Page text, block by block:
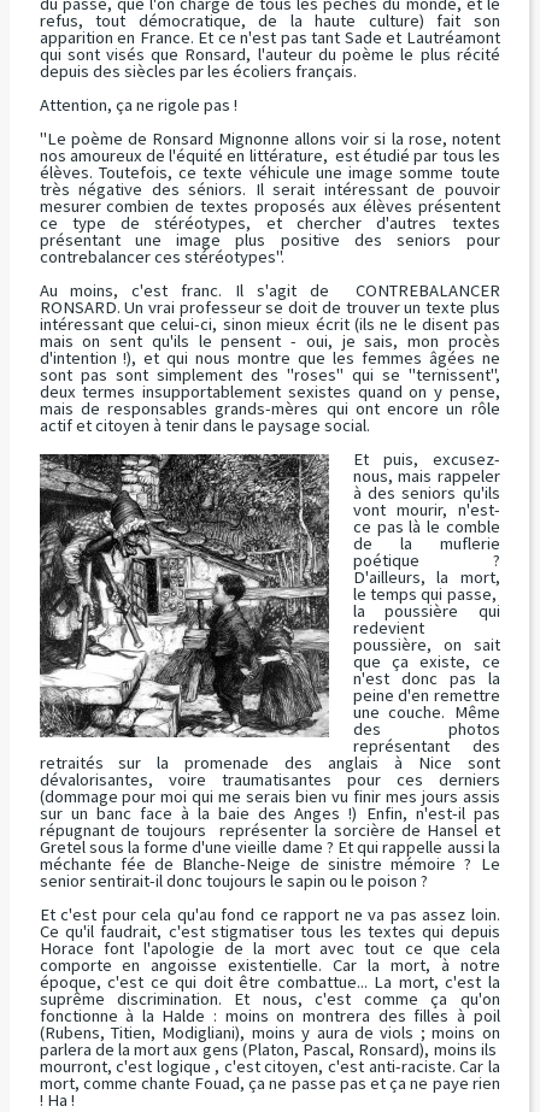
refus, tout démocratique, de la haute culture) fait son
apparition en France. Et ce n'est pas tant Sade et Lautréamont
qui sont visés que Ronsard, l'auteur du poème le plus récité
depuis des siècles par les écoliers français.
Attention, ça ne rigole pas !
"Le poème de Ronsard Mignonne allons voir si la rose, notent
nos amoureux de l'équité en littérature, est étudié par tous les
élèves. Toutefois, ce texte véhicule une image somme toute
très négative des séniors. Il serait intéressant de pouvoir
mesurer combien de textes proposés aux élèves présentent
ce type de stéréotypes, et chercher d'autres textes
présentant une image plus positive des seniors pour
contrebalancer ces stéréotypes".
Au moins, c'est franc. Il s'agit de CONTREBALANCER
RONSARD. Un vrai professeur se doit de trouver un texte plus
intéressant que celui-ci, sinon mieux écrit (ils ne le disent pas
mais on sent qu'ils le pensent - oui, je sais, mon procès
d'intention !), et qui nous montre que les femmes âgées ne
sont pas sont simplement des "roses" qui se "ternissent",
deux termes insupportablement sexistes quand on y pense,
mais de responsables grands-mères qui ont encore un rôle
actif et citoyen à tenir dans le paysage social.
Et puis, excusez-
nous, mais rappeler
à des seniors qu'ils
vont mourir, n'est-
ce pas là le comble
de la muflerie
poétique ?
D'ailleurs, la mort,
le temps qui passe,
la poussière qui
redevient
poussière, on sait
que ça existe, ce
n'est donc pas la
peine d'en remettre
une couche. Même
des photos
représentant des
retraités sur la promenade des anglais à Nice sont
dévalorisantes, voire traumatisantes pour ces derniers
(dommage pour moi qui me serais bien vu finir mes jours assis
sur un banc face à la baie des Anges !) Enfin, n'est-il pas
répugnant de toujours représenter la sorcière de Hansel et
Gretel sous la forme d'une vieille dame ? Et qui rappelle aussi la
méchante fée de Blanche-Neige de sinistre mémoire ? Le
senior sentirait-il donc toujours le sapin ou le poison ?
Et c'est pour cela qu'au fond ce rapport ne va pas assez loin.
Ce qu'il faudrait, c'est stigmatiser tous les textes qui depuis
Horace font l'apologie de la mort avec tout ce que cela
comporte en angoisse existentielle. Car la mort, à notre
époque, c'est ce qui doit être combattue... La mort, c'est la
suprême discrimination. Et nous, c'est comme ça qu'on
fonctionne à la Halde : moins on montrera des filles à poil
(Rubens, Titien, Modigliani), moins y aura de viols ; moins on
parlera de la mort aux gens (Platon, Pascal, Ronsard), moins ils
mourront, c'est logique , c'est citoyen, c'est anti-raciste. Car la
mort, comme chante Fouad, ça ne passe pas et ça ne paye rien
! Ha !